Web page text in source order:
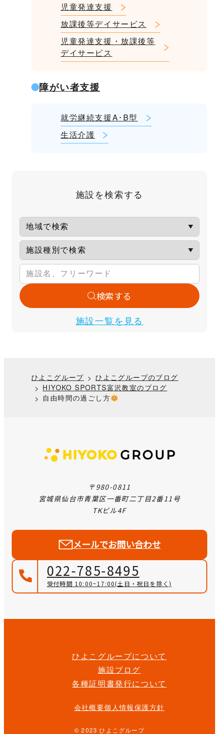
児童発達支援
放課後等デイサービス
児童発達支援・放課後等
デイサービス
障がい者支援
就労継続支援A･B型
生活介護
施設を検索する
施設一覧を見る
検索する
ひよこグループ
ひよこグループのブログ
HIYOKO SPORTS富沢教室のブログ
自由時間の過ごし方
〒980-0811
宮城県仙台市青葉区一番町二丁目2番11号
TKビル4F
メールでお問い合わせ
022-785-8495
受付時間 10:00~17:00(土日・祝日を除く)
ひよこグループについて
施設ブログ
各種証明書発行について
会社概要個人情報保護方針
© 2023 ひよこグループ